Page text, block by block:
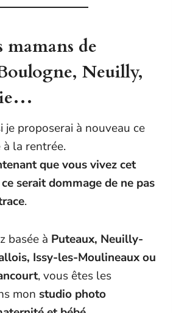
mamans de
Neuilly,
je proposerai à nouveau ce
à la rentrée.
que vous vivez cet
ce serait dommage de ne pas
.
basée à Puteaux, Neuilly-
Issy-les-Moulineaux ou
, vous êtes les
mon studio photo